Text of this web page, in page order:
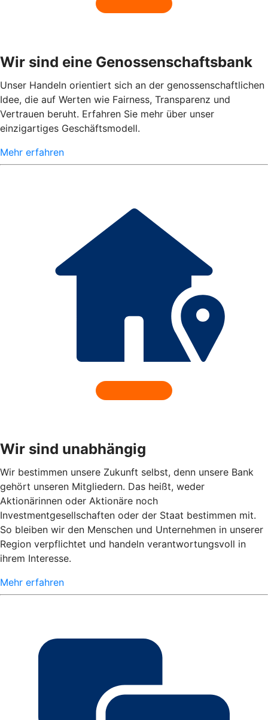
Wir sind eine Genossenschaftsbank
Unser Handeln orientiert sich an der genossenschaftlichen
Idee, die auf Werten wie Fairness, Transparenz und
Vertrauen beruht. Erfahren Sie mehr über unser
einzigartiges Geschäftsmodell.
Mehr erfahren
Wir sind unabhängig
Wir bestimmen unsere Zukunft selbst, denn unsere Bank
gehört unseren Mitgliedern. Das heißt, weder
Aktionärinnen oder Aktionäre noch
Investmentgesellschaften oder der Staat bestimmen mit.
So bleiben wir den Menschen und Unternehmen in unserer
Region verpflichtet und handeln verantwortungsvoll in
ihrem Interesse.
Mehr erfahren